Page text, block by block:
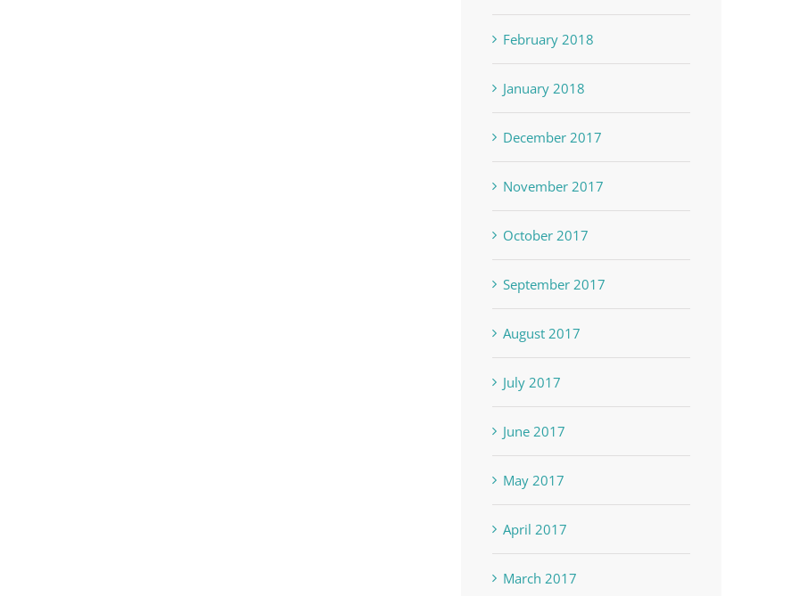
February 2018
January 2018
December 2017
November 2017
October 2017
September 2017
August 2017
July 2017
June 2017
May 2017
April 2017
March 2017